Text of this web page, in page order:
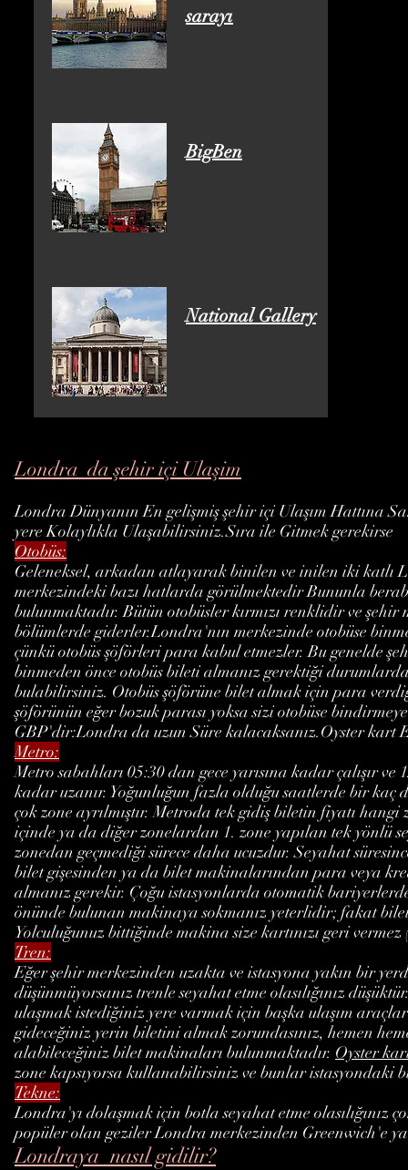
sarayı
BigBen
National Gallery
Londra da şehir içi Ulaşim
Londra Dünyanın En gelişmiş şehir içi Ulaşım Hattına
yere Kolaylıkla Ulaşabilirsiniz.Sıra ile Gitmek gerekirse
Otobüs:
Geleneksel, arkadan atlayarak binilen ve inilen iki katlı
merkezindeki bazı hatlarda görülmektedir Bununla
bulunmaktadır. Bütün otobüsler kırmızı renklidir ve
bölümlerde giderler.Londra'nın merkezinde otobüse
çünkü otobüs şöförleri para kabul etmezler. Bu genelde
binmeden önce otobüs bileti almanız gerektiği
bulabilirsiniz. Otobüs şöförüne bilet almak için para
şöförünün eğer bozuk parası yoksa sizi otobüse
GBP'dir:Londra da uzun Süre kalacaksanız.Oyster kart
Metro:
Metro sabahları 05:30 dan gece yarısına kadar çalışır
kadar uzanır. Yoğunluğun fazla olduğu saatlerde bir
çok zone ayrılmıştır. Metroda tek gidiş biletin fiyatı
içinde ya da diğer zonelardan 1. zone yapılan tek yönlü
zonedan geçmediği sürece daha ucuzdur. Seyahat
bilet gişesinden ya da bilet makinalarından para veya
almanız gerekir. Çoğu istasyonlarda otomatik
önünde bulunan makinaya sokmanız yeterlidir; fakat
Yolculuğunuz bittiğinde makina size kartınızı geri
Tren:
Eğer şehir merkezinden uzakta ve istasyona yakın bir
düşünmüyorsanız trenle seyahat etme olasılığınız
ulaşmak istediğiniz yere varmak için başka ulaşım
gideceğiniz yerin biletini almak zorundasınız, hemen
alabileceğiniz bilet makinaları bulunmaktadır. Oyster
zone kapsıyorsa kullanabilirsiniz ve bunlar istasyondaki
Tekne:
Londra'yı dolaşmak için botla seyahat etme
popüler olan geziler Londra merkezinden Greenwich'e
Londraya nasıl gidilir?